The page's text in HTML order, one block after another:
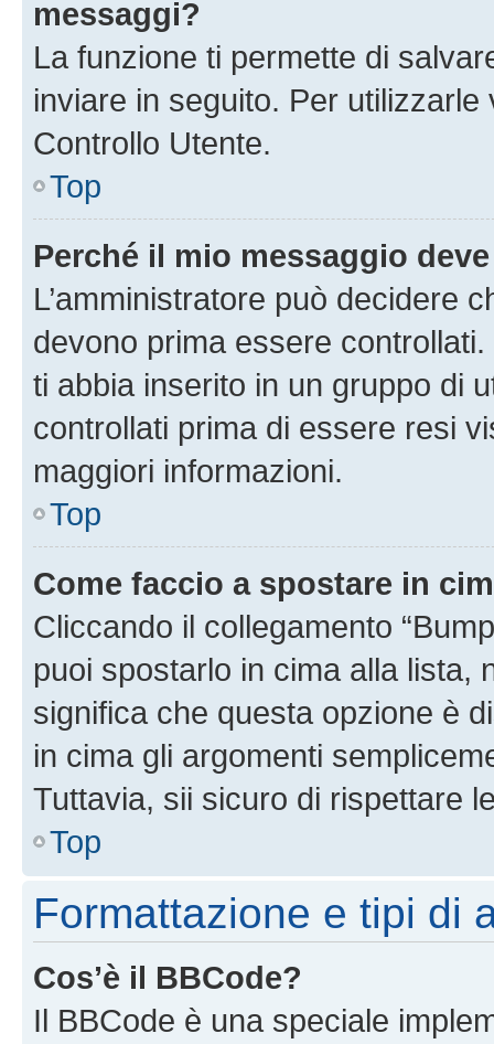
messaggi?
La funzione ti permette di
inviare in seguito. Per utilizzarle
Controllo Utente.
Top
Perché il mio messaggio
L’amministratore può decidere
devono prima essere
ti abbia inserito in un gruppo di
controllati prima di essere resi
maggiori informazioni.
Top
Come faccio a spostare in
Cliccando il collegamento
puoi spostarlo in cima alla lista,
significa che questa opzione è
in cima gli argomenti
Tuttavia, sii sicuro di rispettare
Top
Formattazione e tipi di
Cos’è il BBCode?
Il BBCode è una speciale